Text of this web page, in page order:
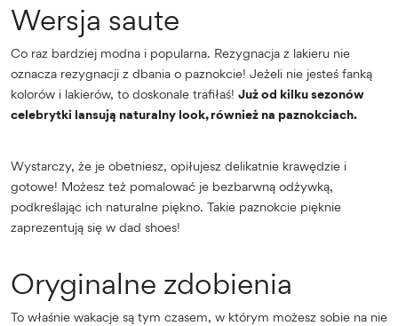
Wersja saute
Co raz bardziej modna i popularna. Rezygnacja z lakieru nie
oznacza rezygnacji z dbania o paznokcie! Jeżeli nie jesteś fanką
kolorów i lakierów, to doskonale trafiłaś! Już od kilku sezonów
celebrytki lansują naturalny look, również na paznokciach.
Wystarczy, że je obetniesz, opiłujesz delikatnie krawędzie i
gotowe! Możesz też pomalować je bezbarwną odżywką,
podkreślając ich naturalne piękno. Takie paznokcie pięknie
zaprezentują się w dad shoes!
Oryginalne zdobienia
To właśnie wakacje są tym czasem, w którym możesz sobie na nie